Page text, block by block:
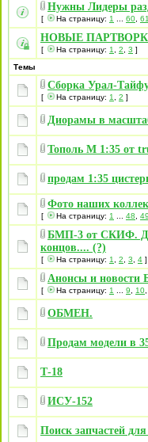
Нужны Лидеры
[ На страницу: 1 60 61
НОВЫЕ ПАРТВОРКИ
[ На страницу: 1 2 3 ]
Темы
Сборка Урал-
[ На страницу: 1 2 ]
Диорамы в
Тополь М 1:35 от
продам 1:35
Фото наших
[ На страницу: 1 48 49
БМП-3 от СКИФ.
концов.... (?)
[ На страницу: 1 2 3 4 ]
Анонсы и новости
[ На страницу: 1 9 10
ОБМЕН.
Продам модели в
Т-18
ИСУ-152
Поиск запчастей